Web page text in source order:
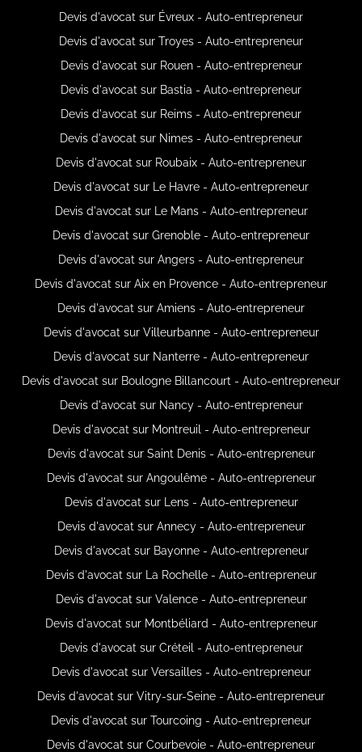
Devis d'avocat sur Évreux - Auto-entrepreneur
Devis d'avocat sur Troyes - Auto-entrepreneur
Devis d'avocat sur Rouen - Auto-entrepreneur
Devis d'avocat sur Bastia - Auto-entrepreneur
Devis d'avocat sur Reims - Auto-entrepreneur
Devis d'avocat sur Nimes - Auto-entrepreneur
Devis d'avocat sur Roubaix - Auto-entrepreneur
Devis d'avocat sur Le Havre - Auto-entrepreneur
Devis d'avocat sur Le Mans - Auto-entrepreneur
Devis d'avocat sur Grenoble - Auto-entrepreneur
Devis d'avocat sur Angers - Auto-entrepreneur
Devis d'avocat sur Aix en Provence - Auto-entrepreneur
Devis d'avocat sur Amiens - Auto-entrepreneur
Devis d'avocat sur Villeurbanne - Auto-entrepreneur
Devis d'avocat sur Nanterre - Auto-entrepreneur
Devis d'avocat sur Boulogne Billancourt - Auto-entrepreneur
Devis d'avocat sur Nancy - Auto-entrepreneur
Devis d'avocat sur Montreuil - Auto-entrepreneur
Devis d'avocat sur Saint Denis - Auto-entrepreneur
Devis d'avocat sur Angoulême - Auto-entrepreneur
Devis d'avocat sur Lens - Auto-entrepreneur
Devis d'avocat sur Annecy - Auto-entrepreneur
Devis d'avocat sur Bayonne - Auto-entrepreneur
Devis d'avocat sur La Rochelle - Auto-entrepreneur
Devis d'avocat sur Valence - Auto-entrepreneur
Devis d'avocat sur Montbéliard - Auto-entrepreneur
Devis d'avocat sur Créteil - Auto-entrepreneur
Devis d'avocat sur Versailles - Auto-entrepreneur
Devis d'avocat sur Vitry-sur-Seine - Auto-entrepreneur
Devis d'avocat sur Tourcoing - Auto-entrepreneur
Devis d'avocat sur Courbevoie - Auto-entrepreneur